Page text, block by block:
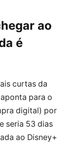
ao
é
curtas da
para o
digital) por
seria 53 dias
ao Disney+